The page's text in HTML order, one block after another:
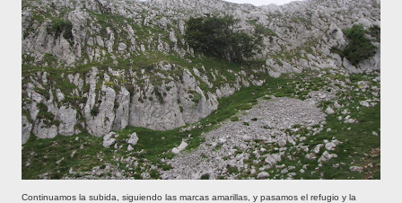
Continuamos la subida, siguiendo las marcas amarillas, y pasamos el refugio y la